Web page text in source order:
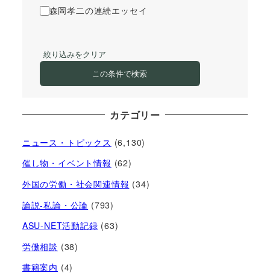
森岡孝二の連続エッセイ
絞り込みをクリア
この条件で検索
カテゴリー
ニュース・トピックス (6,130)
催し物・イベント情報 (62)
外国の労働・社会関連情報 (34)
論説-私論・公論 (793)
ASU-NET活動記録 (63)
労働相談 (38)
書籍案内 (4)